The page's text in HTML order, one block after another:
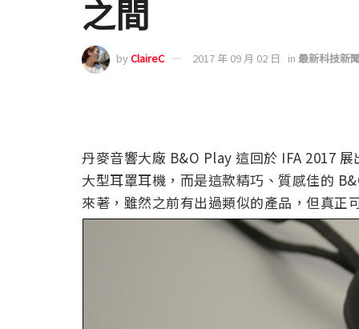
之間
byClaireC 2017 年 09 月 02 日 in 最新科技新
丹麥音響大廠 B&O Play 這回於 IFA 2017
大型耳罩耳機，而是這款精巧、質感佳的
來著，雖然之前有出過類似的產品，但真正